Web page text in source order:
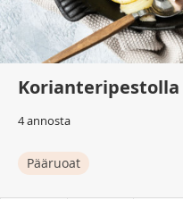
4 annosta
Pääruoat